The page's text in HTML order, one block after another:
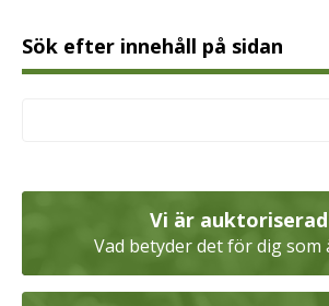
Sök efter innehåll på sidan
Vi är
Vad betyder det för dig som